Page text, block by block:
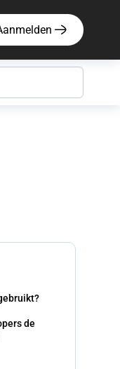
de